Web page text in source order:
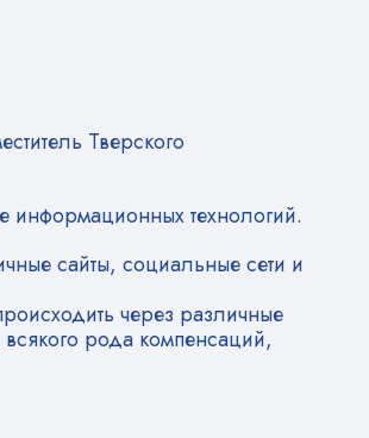
Тверского
информационных технологий.
сайты, социальные сети и
через различные
рода компенсаций,